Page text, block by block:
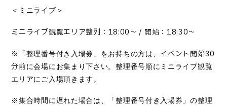
＜ミニライブ＞
ミニライブ観覧エリア整列： 18:00～ / 開始： 18:30～
※「整理番号付き入場券」をお持ちの方は、 イベント開始30
分前に会場にお集まり下さい。整理番号順にミニライブ観覧
エリアにご入場頂きます。
※集合時間に遅れた場合は、「整理番号付き入場券」の整理